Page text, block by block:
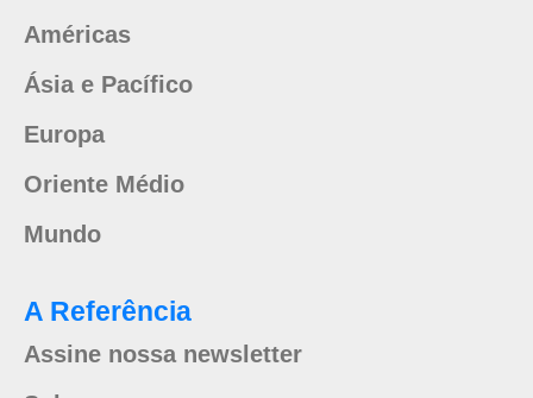
Américas
Ásia e Pacífico
Europa
Oriente Médio
Mundo
A Referência
Assine nossa newsletter